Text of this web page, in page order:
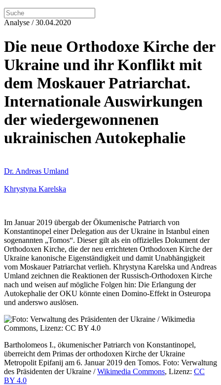
Analyse / 30.04.2020
Die neue Orthodoxe Kirche der
Ukraine und ihr Konflikt mit
dem Moskauer Patriarchat.
Internationale Auswirkungen
der wiedergewonnenen
ukrainischen Autokephalie
Dr. Andreas Umland
Khrystyna Karelska
Im Januar 2019 übergab der Ökumenische Patriarch von
Konstantinopel einer Delegation aus der Ukraine in Istanbul einen
sogenannten „Tomos“. Dieser gilt als ein offizielles Dokument der
Orthodoxen Kirche, die der neu errichteten Orthodoxen Kirche der
Ukraine kanonische Eigenständigkeit und damit Unabhängigkeit
vom Moskauer Patriarchat verlieh. Khrystyna Karelska und Andreas
Umland zeichnen die Reaktionen der Russisch-Orthodoxen Kirche
nach und weisen auf mögliche Folgen hin: Die Erlangung der
Autokephalie der OKU könnte einen Domino-Effekt in Osteuropa
und anderswo auslösen.
Bartholomeos I., ökumenischer Patriarch von Konstantinopel,
überreicht dem Primas der orthodoxen Kirche der Ukraine
Metropolit Epifanij am 6. Januar 2019 den Tomos. Foto: Verwaltung
des Präsidenten der Ukraine /Wikimedia Commons, Lizenz: CC
BY 4.0